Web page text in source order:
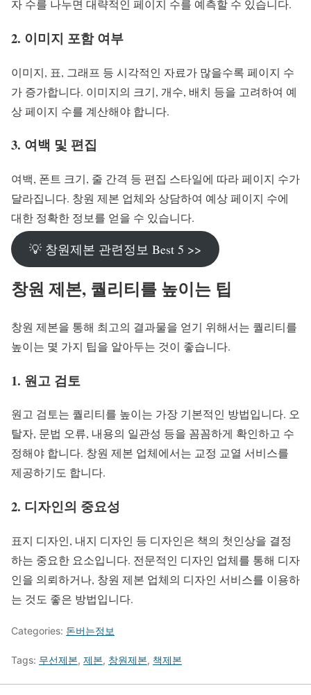
자 수를 나누면 대략적인 페이지 수를 예측할 수 있습니다.
2. 이미지 포함 여부
이미지, 표, 그래프 등 시각적인 자료가 많을수록 페이지 수
가 증가합니다. 이미지의 크기, 개수, 배치 등을 고려하여 예
상 페이지 수를 계산해야 합니다.
3. 여백 및 편집
여백, 폰트 크기, 줄 간격 등 편집 스타일에 따라 페이지 수가
달라집니다. 창원 제본 업체와 상담하여 예상 페이지 수에
대한 정확한 정보를 얻을 수 있습니다.
💡 창원제본 관련정보 Best 5 >>
창원 제본, 퀄리티를 높이는 팁
창원 제본을 통해 최고의 결과물을 얻기 위해서는 퀄리티를
높이는 몇 가지 팁을 알아두는 것이 좋습니다.
1. 원고 검토
원고 검토는 퀄리티를 높이는 가장 기본적인 방법입니다. 오
탈자, 문법 오류, 내용의 일관성 등을 꼼꼼하게 확인하고 수
정해야 합니다. 창원 제본 업체에서는 교정 교열 서비스를
제공하기도 합니다.
2. 디자인의 중요성
표지 디자인, 내지 디자인 등 디자인은 책의 첫인상을 결정
하는 중요한 요소입니다. 전문적인 디자인 업체를 통해 디자
인을 의뢰하거나, 창원 제본 업체의 디자인 서비스를 이용하
는 것도 좋은 방법입니다.
Categories: 돈버는정보
Tags: 무선제본, 제본, 창원제본, 책제본